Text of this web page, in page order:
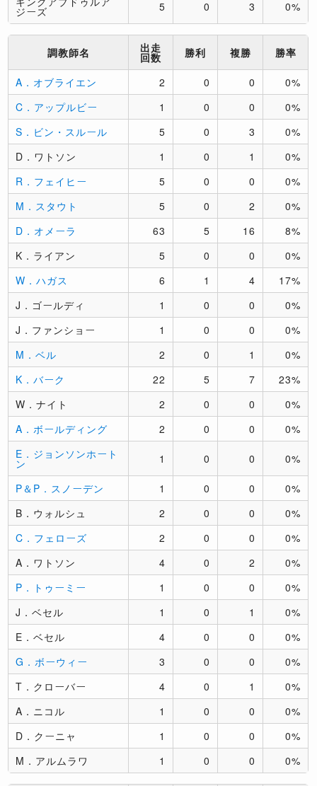
ジーズ 5 0 3 0%
調教師名 出走
回数 勝利 複勝 勝率
A．オブライエン 2 0 0
0%
C．アップルビー
1 0 0
0%
S．ビン・スルール
5 0 3
0%
D．ワトソン
1 0 1
0%
R．フェイヒー
5 0 0
0%
M．スタウト
5 0 2
0%
D．オメーラ
63 5 16
8%
K．ライアン
5 0 0
0%
W．ハガス
6 1 4
17%
J．ゴールディ
1 0 0
0%
J．ファンショー
1 0 0
0%
M．ベル
2 0 1
0%
K．バーク
22 5 7
23%
W．ナイト
2 0 0
0%
A．ボールディング
2 0 0
0%
E．ジョンソンホート
ン 1 0 0 0%
P＆P．スノーデン 1 0 0
0%
B．ウォルシュ
2 0 0
0%
C．フェローズ
2 0 0
0%
A．ワトソン
4 0 2
0%
P．トゥーミー
1 0 0
0%
J．ベセル
1 0 1
0%
E．ベセル
4 0 0
0%
G．ボーウィー
3 0 0
0%
T．クローバー
4 0 1
0%
A．ニコル
1 0 0
0%
D．クーニャ
1 0 0
0%
M．アルムラワ
1 0 0 0%